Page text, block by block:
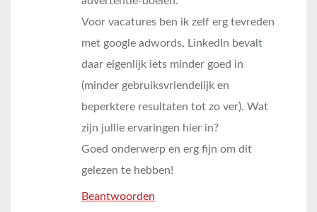
Voor vacatures ben ik zelf erg tevreden
met google adwords, LinkedIn bevalt
daar eigenlijk iets minder goed in
(minder gebruiksvriendelijk en
beperktere resultaten tot zo ver). Wat
zijn jullie ervaringen hier in?
Goed onderwerp en erg fijn om dit
gelezen te hebben!
Beantwoorden